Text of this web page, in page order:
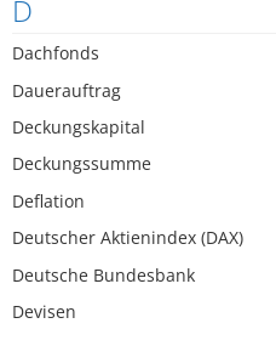
D
Dachfonds
Dauerauftrag
Deckungskapital
Deckungssumme
Deflation
Deutscher Aktienindex (DAX)
Deutsche Bundesbank
Devisen